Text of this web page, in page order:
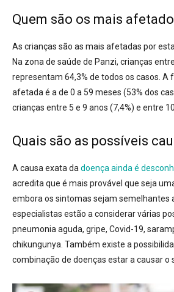
Quem são os mais
As crianças são as mais afetadas por
Na zona de saúde de Panzi, crianças
representam 64,3% de todos os casos. A
afetada é a de 0 a 59 meses (53% dos
crianças entre 5 e 9 anos (7,4%) e entre
Quais são as possíveis
A causa exata dadoença ainda é
acredita que é mais provável que seja
embora os sintomas sejam semelhantes
especialistas estão a considerar várias
pneumonia aguda, gripe, Covid-19,
chikungunya. Também existe a
combinação de doenças estar a causar o